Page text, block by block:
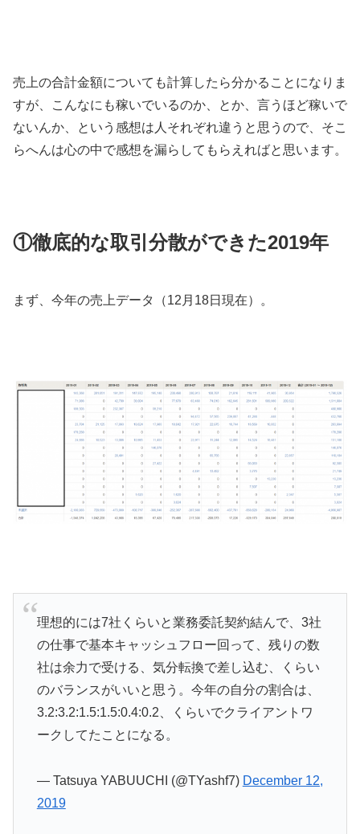
売上の合計金額についても計算したら分かることになりま
すが、こんなにも稼いでいるのか、とか、言うほど稼いで
ないんか、という感想は人それぞれ違うと思うので、そこ
らへんは心の中で感想を漏らしてもらえればと思います。
①徹底的な取引分散ができた2019年
まず、今年の売上データ（12月18日現在）。
理想的には7社くらいと業務委託契約結んで、3社
の仕事で基本キャッシュフロー回って、残りの数
社は余力で受ける、気分転換で差し込む、くらい
のバランスがいいと思う。今年の自分の割合は、
3.2:3.2:1.5:1.5:0.4:0.2、くらいでクライアントワ
ークしてたことになる。
— Tatsuya YABUUCHI (@TYashf7) December 12,
2019